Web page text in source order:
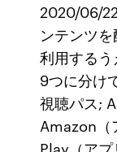
2020/06/
ンテンツ
利用する
9つに分け
視聴パス;
Amazon（
Play（ア